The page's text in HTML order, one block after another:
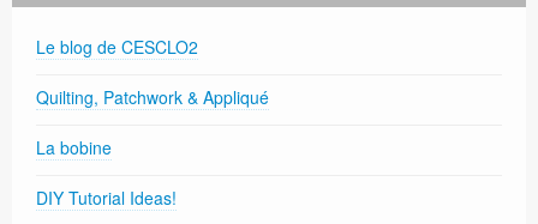
Le blog de CESCLO2
Quilting, Patchwork & Appliqué
La bobine
DIY Tutorial Ideas!